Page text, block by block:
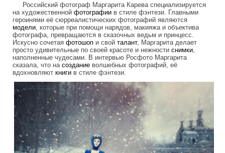
Российский фотограф Маргарита Карева специализируется
на художественной фотографии в стиле фэнтези. Главными
героинями её сюрреалистических фотографий являются
модели , которые при помощи нарядов, макияжа и объектива
фотографа, превращаются в сказочных ведьм и принцесс.
Искусно сочетая фотошоп и свой талант, Маргарита делает
просто удивительные по своей красоте и нежности снимки
наполненные чудесами. В интервью Росфото Маргарита
сказала, что на создание волшебных фотографий, её
вдохновляют книги в стиле фэнтези.
live_fairytales.jpg